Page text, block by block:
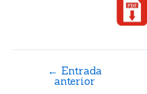
← Entrada
anterior